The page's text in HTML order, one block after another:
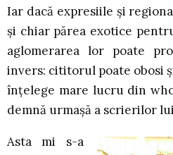
Iar dacă expresiile și
și chiar părea exotice
aglomerarea lor poate
invers: cititorul poate obosi
înțelege mare lucru din
demnă urmașă a scrierilor
Asta mi s-a